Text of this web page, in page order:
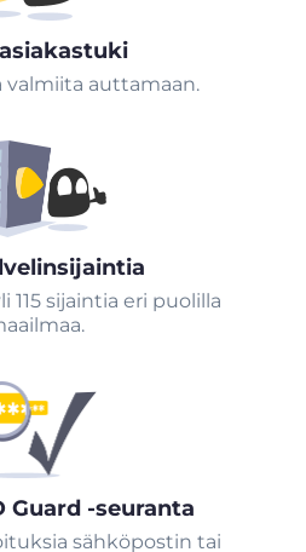
valmiita auttamaan.
115 sijaintia eri puolilla
Guard -seuranta
sähköpostin tai